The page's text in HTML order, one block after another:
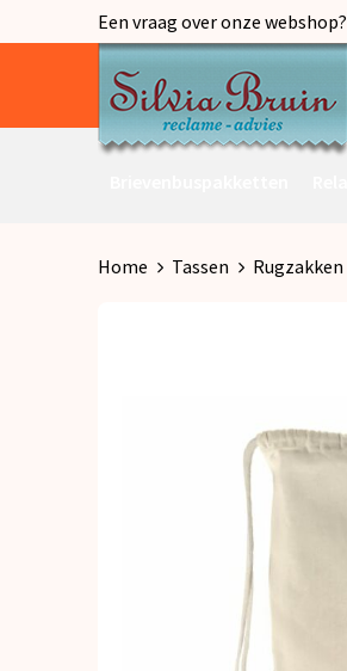
Een vraag over onze
Home Tassen Rugzakken